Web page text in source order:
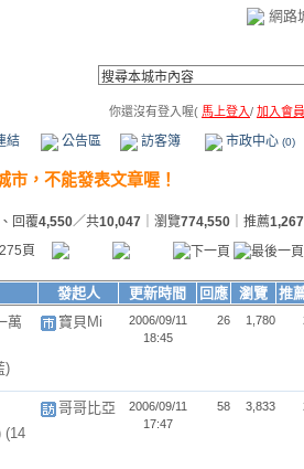
網路
你還沒有登入喔( 馬上登入/ 加入會員
結 公告區 訪客簿 市政中心 (0)
、回覆4,550／共10,047 ｜瀏覽774,550 ｜推薦1,267
275頁
發起人 更新時間 回應 瀏覽
推
萬
)
寶貝Mi
2006/09/11
18:45
26 1,780
(14
哥哥比亞
2006/09/11
17:47
58 3,833